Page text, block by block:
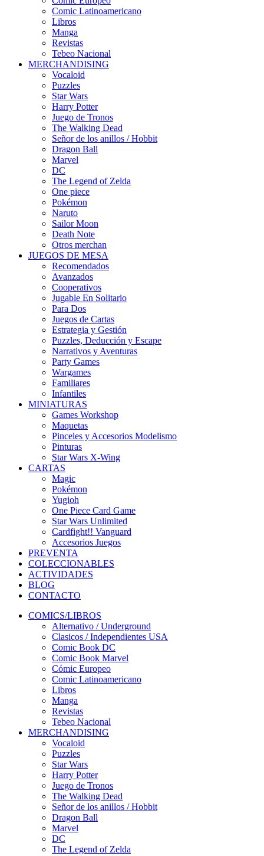
Comic Latinoamericano
Libros
Manga
Revistas
Tebeo Nacional
MERCHANDISING
Vocaloid
Puzzles
Star Wars
Harry Potter
Juego de Tronos
The Walking Dead
Señor de los anillos / Hobbit
Dragon Ball
Marvel
DC
The Legend of Zelda
One piece
Pokémon
Naruto
Sailor Moon
Death Note
Otros merchan
JUEGOS DE MESA
Recomendados
Avanzados
Cooperativos
Jugable En Solitario
Para Dos
Juegos de Cartas
Estrategia y Gestión
Puzzles, Deducción y Escape
Narrativos y Aventuras
Party Games
Wargames
Familiares
Infantiles
MINIATURAS
Games Workshop
Maquetas
Pinceles y Accesorios Modelismo
Pinturas
Star Wars X-Wing
CARTAS
Magic
Pokémon
Yugioh
One Piece Card Game
Star Wars Unlimited
Cardfight!! Vanguard
Accesorios Juegos
PREVENTA
COLECCIONABLES
ACTIVIDADES
BLOG
CONTACTO
COMICS/LIBROS
Alternativo / Underground
Clasicos / Independientes USA
Comic Book DC
Comic Book Marvel
Cómic Europeo
Comic Latinoamericano
Libros
Manga
Revistas
Tebeo Nacional
MERCHANDISING
Vocaloid
Puzzles
Star Wars
Harry Potter
Juego de Tronos
The Walking Dead
Señor de los anillos / Hobbit
Dragon Ball
Marvel
DC
The Legend of Zelda